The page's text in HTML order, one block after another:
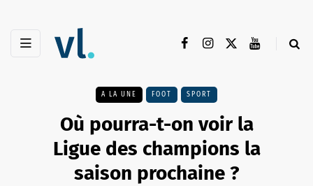
A LA UNE FOOT SPORT
Où pourra-t-on voir la
Ligue des champions la
saison prochaine ?